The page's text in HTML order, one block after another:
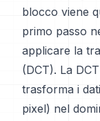
blocco viene
primo passo
applicare la
(DCT). La
trasforma i
pixel) nel